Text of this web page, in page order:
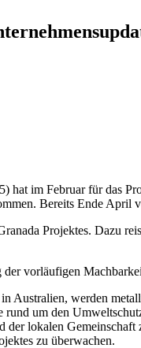
im Februar für das
Bereits Ende
Projektes. Dazu
vorläufigen
Australien, werden
um den
der lokalen
zu überwachen.